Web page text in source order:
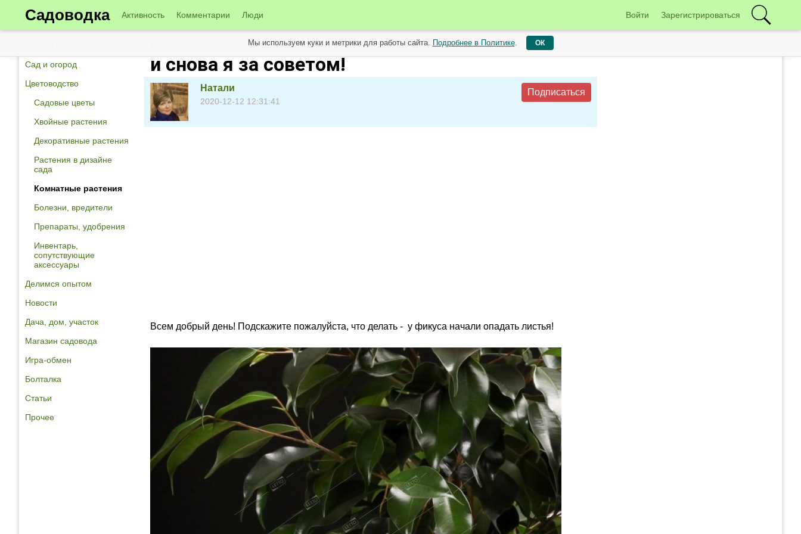
Садоводка Активность Комментарии Люди Войти Зарегистрироваться
Сад и огород
Цветоводство
Садовые цветы
Хвойные растения
Декоративные растения
Растения в дизайне
сада
Комнатные растения
Болезни, вредители
Препараты, удобрения
Инвентарь,
сопутствующие
аксессуары
Делимся опытом
Новости
Дача, дом, участок
Магазин садовода
Игра-обмен
Болталка
Статьи
Прочее
Новые материалы от 13 декабря
и снова я за советом!
Натали
2020-12-12 12:31:41
Подписаться
Всем добрый день! Подскажите пожалуйста, что делать - у фикуса начали опадать листья!
Мы используем куки и метрики для работы сайта. Подробнее в Политике. ОК